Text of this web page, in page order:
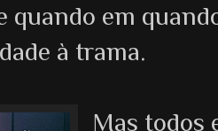
quando em
à trama.
Mas todos